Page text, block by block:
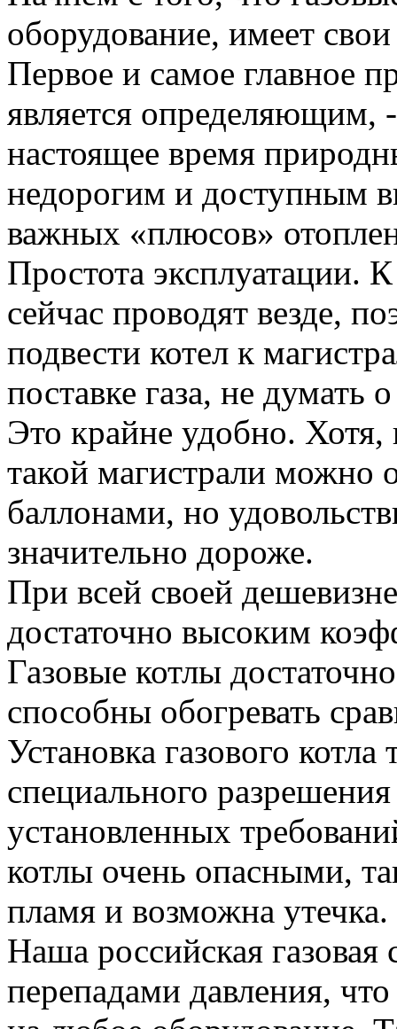
оборудование, имеет
Первое и самое главное
является определяющим,
настоящее время
недорогим и доступным
важных «плюсов»
Простота эксплуатации.
сейчас проводят везде,
подвести котел к
поставке газа, не думать
Это крайне удобно. Хотя,
такой магистрали можно
баллонами, но
значительно дороже.
При всей своей
достаточно высоким
Газовые котлы
способны обогревать
Установка газового
специального
установленных
котлы очень опасными,
пламя и возможна утечка.
Наша российская
перепадами давления,